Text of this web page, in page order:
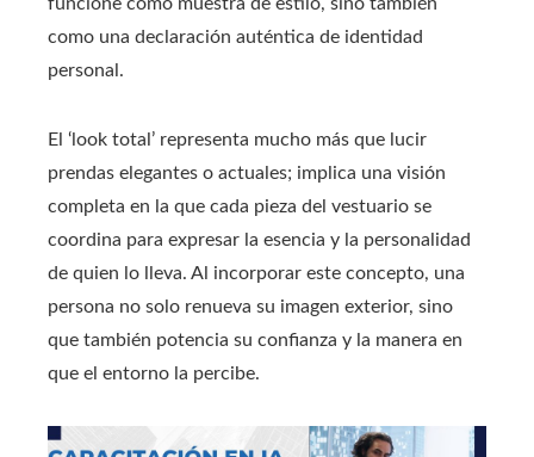
funcione como muestra de estilo, sino también
como una declaración auténtica de identidad
personal.
El ‘look total’ representa mucho más que lucir
prendas elegantes o actuales; implica una visión
completa en la que cada pieza del vestuario se
coordina para expresar la esencia y la personalidad
de quien lo lleva. Al incorporar este concepto, una
persona no solo renueva su imagen exterior, sino
que también potencia su confianza y la manera en
que el entorno la percibe.